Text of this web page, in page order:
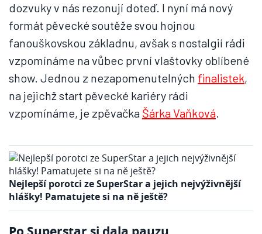
dozvuky v nás rezonují doteď. I nyní má nový
formát pěvecké soutěže svou hojnou
fanouškovskou základnu, avšak s nostalgií rádi
vzpomínáme na vůbec první vlaštovky oblíbené
show. Jednou z nezapomenutelných finalistek,
na jejichž start pěvecké kariéry rádi
vzpomínáme, je zpěvačka Šárka Vaňková.
Nejlepší porotci ze SuperStar a jejich nejvýživnější
hlášky! Pamatujete si na ně ještě?